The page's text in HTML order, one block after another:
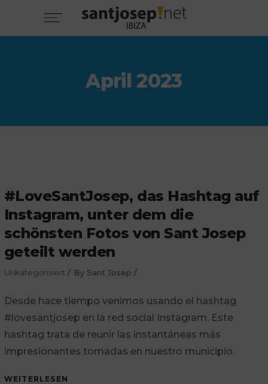
April 2023
#LoveSantJosep, das Hashtag auf
Instagram, unter dem die
schönsten Fotos von Sant Josep
geteilt werden
Unkategorisiert By Sant Josep
Desde hace tiempo venimos usando el hashtag
#lovesantjosep en la red social Instagram. Este
hashtag trata de reunir las instantáneas más
impresionantes tomadas en nuestro municipio.
WEITERLESEN